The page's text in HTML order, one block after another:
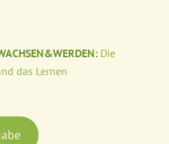
Die
das Lernen